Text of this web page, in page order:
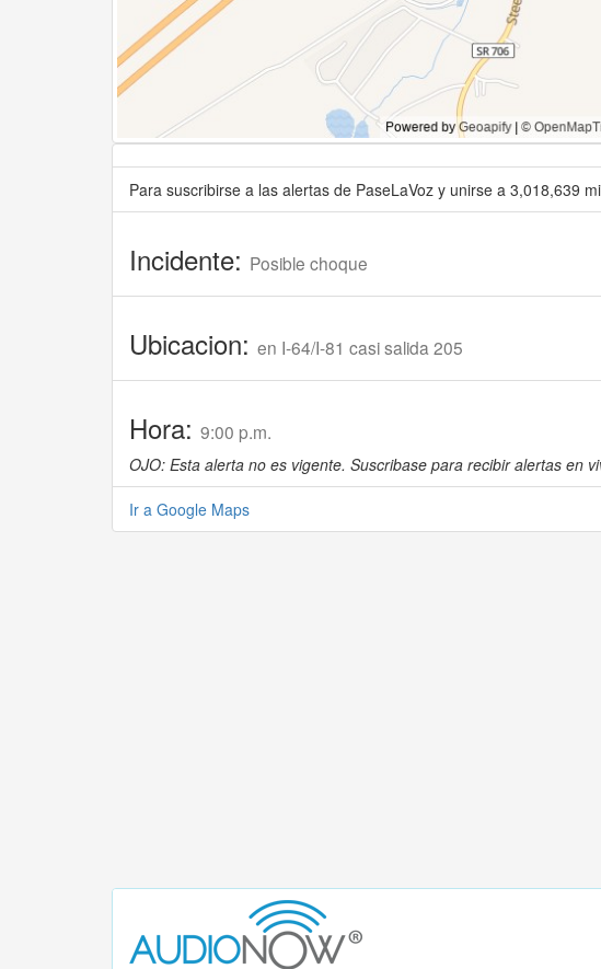
Para suscribirse a las alertas de PaseLaVoz y unirse a 3,018,639
Incidente: Posible choque
Ubicacion: en I-64/I-81 casi salida 205
Hora: 9:00 p.m.
OJO: Esta alerta no es vigente. Suscribase para recibir alertas en
Ir a Google Maps